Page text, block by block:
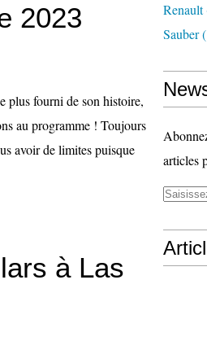
2023
plus fourni de son histoire,
au programme ! Toujours
avoir de limites puisque
à Las
Renault
Sauber
articles